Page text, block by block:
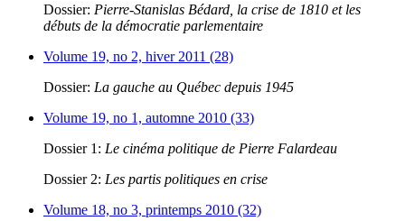
Dossier: Pierre-Stanislas Bédard, la crise de 1810 et les
débuts de la démocratie parlementaire
Volume 19, no 2, hiver 2011 (28)
Dossier: La gauche au Québec depuis 1945
Volume 19, no 1, automne 2010 (33)
Dossier 1: Le cinéma politique de Pierre Falardeau
Dossier 2: Les partis politiques en crise
Volume 18, no 3, printemps 2010 (32)